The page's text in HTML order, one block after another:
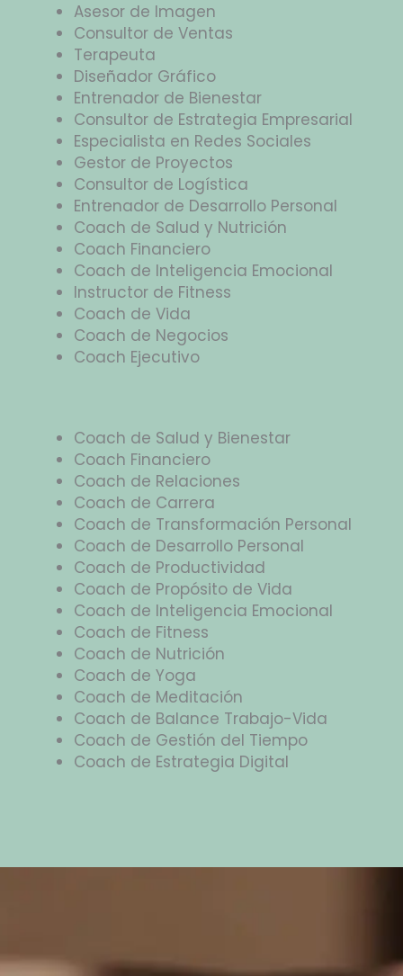
Asesor de Imagen
Consultor de Ventas
Terapeuta
Diseñador Gráfico
Entrenador de Bienestar
Consultor de Estrategia Empresarial
Especialista en Redes Sociales
Gestor de Proyectos
Consultor de Logística
Entrenador de Desarrollo Personal
Coach de Salud y Nutrición
Coach Financiero
Coach de Inteligencia Emocional
Instructor de Fitness
Coach de Vida
Coach de Negocios
Coach Ejecutivo
Coach de Salud y Bienestar
Coach Financiero
Coach de Relaciones
Coach de Carrera
Coach de Transformación Personal
Coach de Desarrollo Personal
Coach de Productividad
Coach de Propósito de Vida
Coach de Inteligencia Emocional
Coach de Fitness
Coach de Nutrición
Coach de Yoga
Coach de Meditación
Coach de Balance Trabajo-Vida
Coach de Gestión del Tiempo
Coach de Estrategia Digital